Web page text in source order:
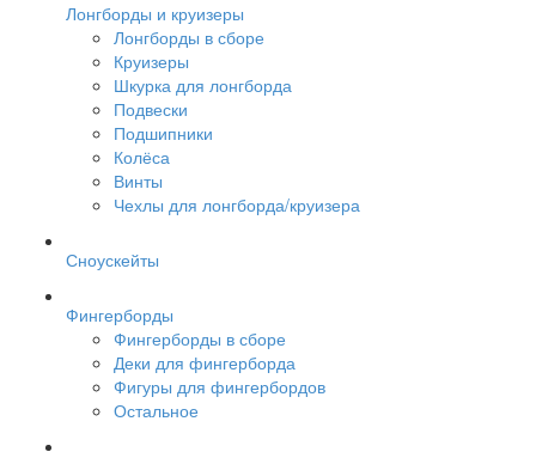
Лонгборды и круизеры
Лонгборды в сборе
Круизеры
Шкурка для лонгборда
Подвески
Подшипники
Колёса
Винты
Чехлы для лонгборда/круизера
Сноускейты
Фингерборды
Фингерборды в сборе
Деки для фингерборда
Фигуры для фингербордов
Остальное